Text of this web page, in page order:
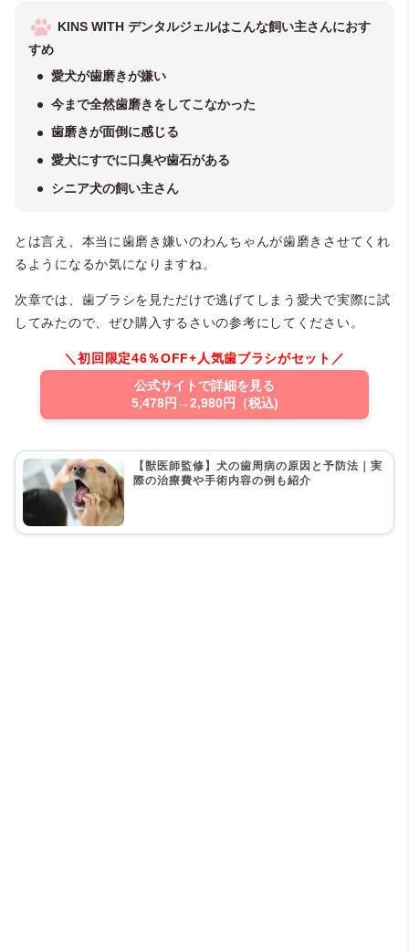
KINS WITH デンタルジェルはこんな飼い主さんにおす
すめ
愛犬が歯磨きが嫌い
今まで全然歯磨きをしてこなかった
歯磨きが面倒に感じる
愛犬にすでに口臭や歯石がある
シニア犬の飼い主さん
とは言え、本当に歯磨き嫌いのわんちゃんが歯磨きさせてくれ
るようになるか気になりますね。
次章では、歯ブラシを見ただけで逃げてしまう愛犬で実際に試
してみたので、ぜひ購入するさいの参考にしてください。
＼初回限定46％OFF+人気歯ブラシがセット／
公式サイトで詳細を見る
5,478円→2,980円（税込)
【獣医師監修】犬の歯周病の原因と予防法｜実
際の治療費や手術内容の例も紹介